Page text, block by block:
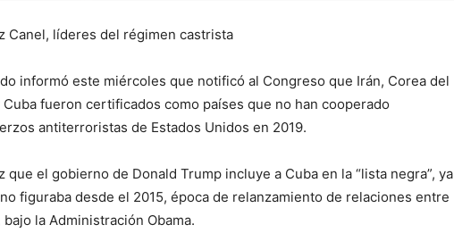
Canel, líderes del régimen castrista
informó este miércoles que notificó al Congreso que Irán, Corea del
fueron certificados como países que no han cooperado
antiterroristas de Estados Unidos en 2019.
que el gobierno de Donald Trump incluye a Cuba en la “lista negra”, ya
figuraba desde el 2015, época de relanzamiento de relaciones entre
bajo la Administración Obama.